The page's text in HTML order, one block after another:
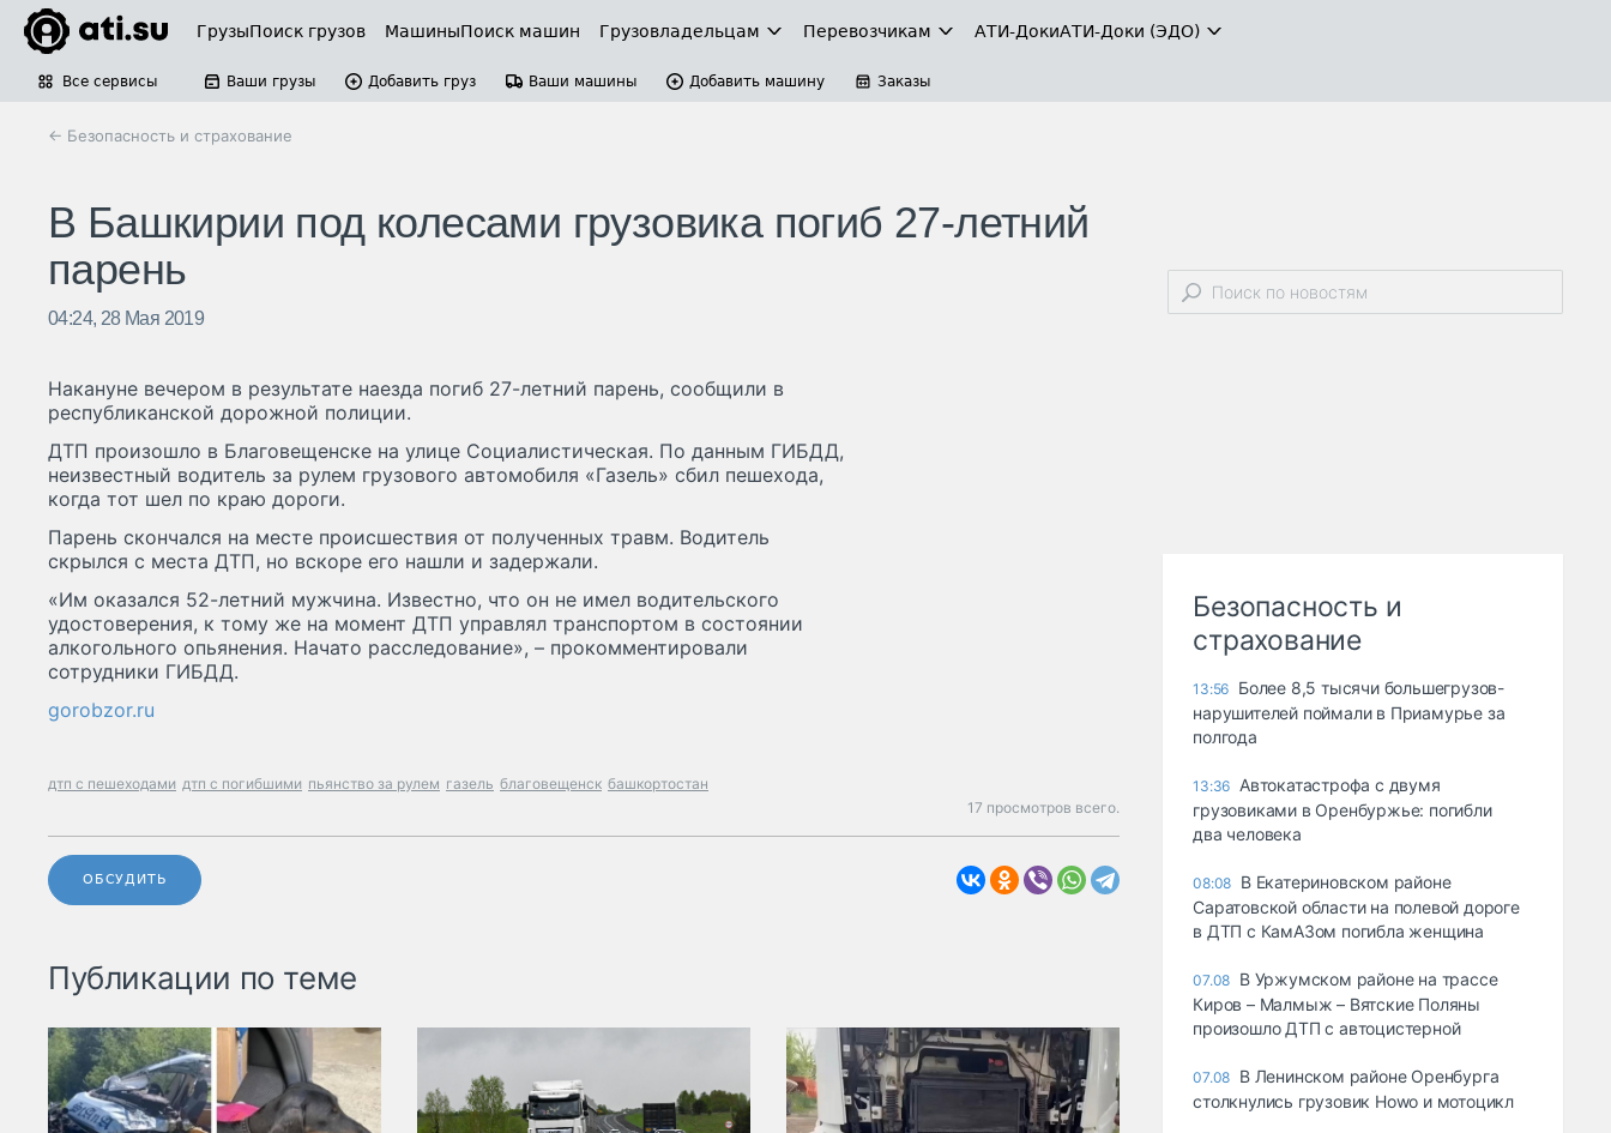
ГрузыПоиск грузов МашиныПоиск машин Грузовладельцам Перевозчикам АТИ-ДокиАТИ-Доки (ЭДО)
Все сервисы Ваши грузы Добавить груз Ваши машины Добавить машину Заказы
← Безопасность и страхование
В Башкирии под колесами грузовика погиб 27-летний
парень
04:24, 28 Мая 2019
Накануне вечером в результате наезда погиб 27-летний парень, сообщили в
республиканской дорожной полиции.
ДТП произошло в Благовещенске на улице Социалистическая. По данным ГИБДД,
неизвестный водитель за рулем грузового автомобиля «Газель» сбил пешехода,
когда тот шел по краю дороги.
Парень скончался на месте происшествия от полученных травм. Водитель
скрылся с места ДТП, но вскоре его нашли и задержали.
«Им оказался 52-летний мужчина. Известно, что он не имел водительского
удостоверения, к тому же на момент ДТП управлял транспортом в состоянии
алкогольного опьянения. Начато расследование», – прокомментировали
сотрудники ГИБДД.
gorobzor.ru
дтп с пешеходами дтп с погибшими пьянство за рулем газель благовещенск башкортостан
17 просмотров всего.
ОБСУДИТЬ
Публикации по теме
Безопасность и
страхование
13:56 Более 8,5 тысячи большегрузов-
нарушителей поймали в Приамурье за
полгода
13:36 Автокатастрофа с двумя
грузовиками в Оренбуржье: погибли
два человека
08:08 В Екатериновском районе
Саратовской области на полевой дороге
в ДТП с КамАЗом погибла женщина
07.08 В Уржумском районе на трассе
Киров – Малмыж – Вятские Поляны
произошло ДТП с автоцистерной
07.08 В Ленинском районе Оренбурга
столкнулись грузовик Howo и мотоцикл